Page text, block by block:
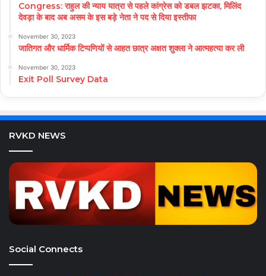
Congress: राहुल की न्याय यात्रा से पहले कांग्रेस को डबल झटका, मिलिंद
देवड़ा के बाद अब असम के इस बड़े नेता ने पद से दिया इस्तीफा
November 30, 2023
जातिगत और धार्मिक टिप्पणियों से आहत छात्र अक्षत शुक्ला ने आत्महत्या कर ली
November 30, 2023
Exit Poll Survey Data
RVKD NEWS
Social Connects